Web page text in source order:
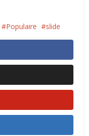
Populaire slide